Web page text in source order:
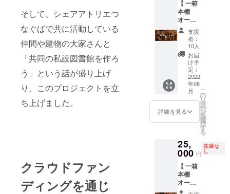
そして、シェアアトリエつ
なぐばで共に活動している
仲間や建物の大家さんと
「共同の私設図書館を作ろ
う」という話が盛り上げ
り、このプロジェクトを立
ち上げました。
クラウドファン
ディングを通じ
表記さ
れます
※ コー
ヒー
チャプ
チャプ
の原材
料:コー
ヒー豆
及び添
加物等
の食品
お渡し
商品の
に表記
されま
す ※ せ
んべい
の原材
料
（米、
¥1,500/
人（ご
はん、
おか
し）を
別途ご
注文を
いただ
きます
(ドリン
ク付) ※
ご対応
10名ま
でとさ
ます
※【必須
事項】
支援
時、お
名前の
お名前
を記載
※ さい
かちど
ブンコ
図書
カード
は初回
来店時
にお渡
ししま
す ※ さ
どブン
コ図書
は図書
館が存
続する
限り有
効です
※【必須
名前を
記載 ※
セミ
ナー開
催の日
程や詳
しい打
ち合わ
せは、
個別
メッ
セージ
次ご連
絡させ
す ※ セ
ミナー
の開催
時間は
約2時間
程度を
・アト
リエカ
フェ
1000円
分チ
ケット
※ 有効
期限：
2022年
7月〜
2022年
12月 ※
商品は
ご指定
せてい
ただき
ます。
※ 1人5
口まで
購入す
ンで
す。 自
分の個
性を表
現でき
る本棚
をつ
くっ
て、本
好きな
人たち
とのコ
ミュニ
ケー
さい！
▼リ
ターン
内容 ・
さいか
ちどブ
【 一箱
本棚
オー
ナー券 \\
3ヶ月
//】 一棚
本棚
オー
ナー制
の図書
館「さ
いかち
どブン
コ」の
一棚
オー
3ヶ月間
なれる
リター
ンで
す。 自
分の個
性を表
支援
者：
10人
お届
け予
定：
2022
年08
月
詳細を見る
こ
の
リ
タ
ー
ン
を
選
択
す
る
25,
000 円
在庫な
し
【 一箱
本棚
オー
ナー券 \\